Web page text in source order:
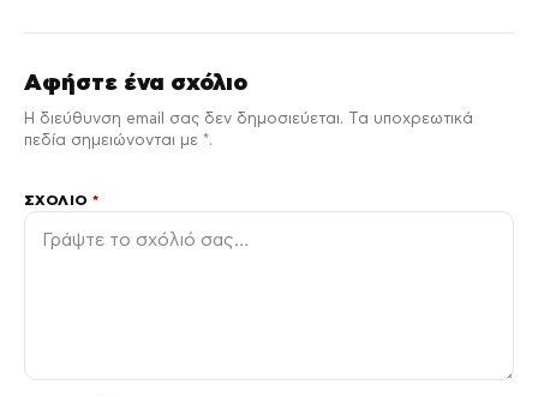
Αφήστε ένα σχόλιο
Η διεύθυνση email σας δεν δημοσιεύεται. Τα υποχρεωτικά
πεδία σημειώνονται με *.
ΣΧΌΛΙΟ*